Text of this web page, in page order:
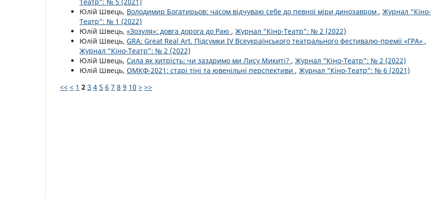
Юлій Швець, Володимир Богатирьов: часом відчуваю себе до певної міри динозавром , Журнал “Кіно-
Театр”: № 1 (2022)
Юлій Швець, «Зозуля»: довга дорога до Раю , Журнал “Кіно-Театр”: № 2 (2022)
Юлій Швець, GRA: Great Real Art. Підсумки IV Всеукраїнського театрального фестивалю-премії «ГРА» ,
Журнал “Кіно-Театр”: № 2 (2022)
Юлій Швець, Сила як хитрість: чи заздримо ми Лису Микиті? , Журнал “Кіно-Театр”: № 2 (2022)
Юлій Швець, ОМКФ-2021: старі тіні та ювенільні перспективи , Журнал “Кіно-Театр”: № 6 (2021)
<< < 1 2 3 4 5 6 7 8 9 10 > >>